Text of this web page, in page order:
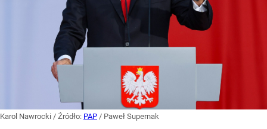
Karol Nawrocki / Źródło: PAP / Paweł Supernak